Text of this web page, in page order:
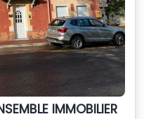
IMMOBILIER